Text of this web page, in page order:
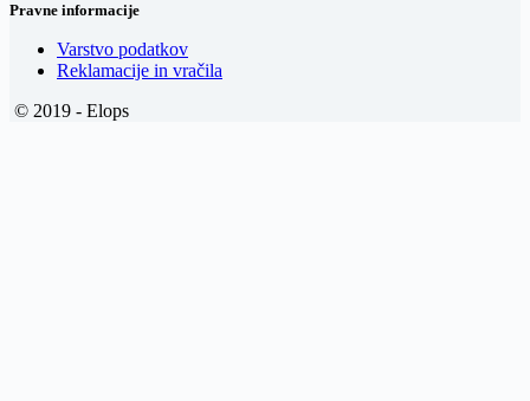
Pravne informacije
Varstvo podatkov
Reklamacije in vračila
© 2019 - Elops